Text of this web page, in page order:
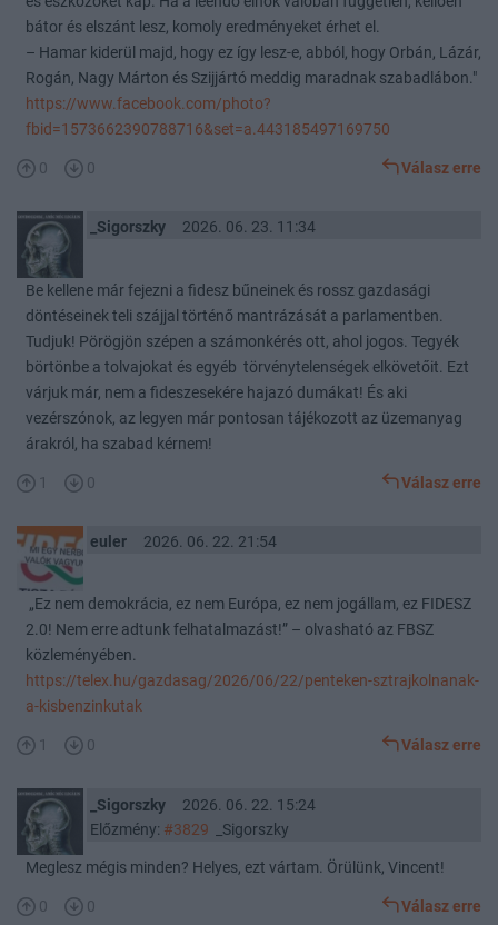
bátor és elszánt lesz, komoly eredményeket érhet el.
– Hamar kiderül majd, hogy ez így lesz-e, abból, hogy Orbán, Lázár,
Rogán, Nagy Márton és Szijjártó meddig maradnak szabadlábon."
https://www.facebook.com/photo?
fbid=1573662390788716&set=a.443185497169750
0 0 Válasz erre
_Sigorszky 2026. 06. 23. 11:34
Be kellene már fejezni a fidesz bűneinek és rossz gazdasági
döntéseinek teli szájjal történő mantrázását a parlamentben.
Tudjuk! Pörögjön szépen a számonkérés ott, ahol jogos. Tegyék
börtönbe a tolvajokat és egyéb törvénytelenségek elkövetőit. Ezt
várjuk már, nem a fideszesekére hajazó dumákat! És aki
vezérszónok, az legyen már pontosan tájékozott az üzemanyag
árakról, ha szabad kérnem!
1 0 Válasz erre
euler 2026. 06. 22. 21:54
„Ez nem demokrácia, ez nem Európa, ez nem jogállam, ez FIDESZ
2.0! Nem erre adtunk felhatalmazást!” – olvasható az FBSZ
közleményében.
https://telex.hu/gazdasag/2026/06/22/penteken-sztrajkolnanak-
a-kisbenzinkutak
1 0 Válasz erre
_Sigorszky
2026. 06. 22. 15:24
Előzmény: #3829 _Sigorszky
Meglesz mégis minden? Helyes, ezt vártam. Örülünk, Vincent!
0 0 Válasz erre